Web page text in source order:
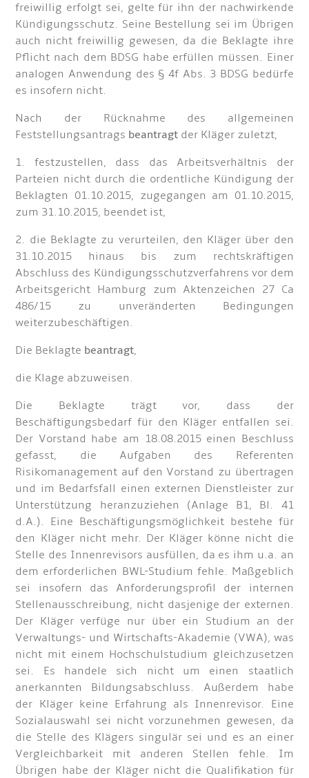
freiwillig erfolgt sei, gelte für ihn der nachwirkende
Kündigungsschutz. Seine Bestellung sei im Übrigen
auch nicht freiwillig gewesen, da die Beklagte ihre
Pflicht nach dem BDSG habe erfüllen müssen. Einer
analogen Anwendung des § 4f Abs. 3 BDSG bedürfe
es insofern nicht.
Nach der Rücknahme des allgemeinen
Feststellungsantrags beantragt der Kläger zuletzt,
1. festzustellen, dass das Arbeitsverhältnis der
Parteien nicht durch die ordentliche Kündigung der
Beklagten 01.10.2015, zugegangen am 01.10.2015,
zum 31.10.2015, beendet ist,
2. die Beklagte zu verurteilen, den Kläger über den
31.10.2015 hinaus bis zum rechtskräftigen
Abschluss des Kündigungsschutzverfahrens vor dem
Arbeitsgericht Hamburg zum Aktenzeichen 27 Ca
486/15 zu unveränderten Bedingungen
weiterzubeschäftigen.
Die Beklagte beantragt,
die Klage abzuweisen.
Die Beklagte trägt vor, dass der
Beschäftigungsbedarf für den Kläger entfallen sei.
Der Vorstand habe am 18.08.2015 einen Beschluss
gefasst, die Aufgaben des Referenten
Risikomanagement auf den Vorstand zu übertragen
und im Bedarfsfall einen externen Dienstleister zur
Unterstützung heranzuziehen (Anlage B1, Bl. 41
d.A.). Eine Beschäftigungsmöglichkeit bestehe für
den Kläger nicht mehr. Der Kläger könne nicht die
Stelle des Innenrevisors ausfüllen, da es ihm u.a. an
dem erforderlichen BWL-Studium fehle. Maßgeblich
sei insofern das Anforderungsprofil der internen
Stellenausschreibung, nicht dasjenige der externen.
Der Kläger verfüge nur über ein Studium an der
Verwaltungs- und Wirtschafts-Akademie (VWA), was
nicht mit einem Hochschulstudium gleichzusetzen
sei. Es handele sich nicht um einen staatlich
anerkannten Bildungsabschluss. Außerdem habe
der Kläger keine Erfahrung als Innenrevisor. Eine
Sozialauswahl sei nicht vorzunehmen gewesen, da
die Stelle des Klägers singulär sei und es an einer
Vergleichbarkeit mit anderen Stellen fehle. Im
Übrigen habe der Kläger nicht die Qualifikation für